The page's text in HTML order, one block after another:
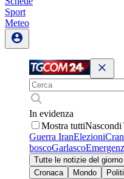
Sport
Meteo
In evidenza
Mostra tuttiNascondi
Guerra IranElezioni
boscoGarlasco
Tutte le notizie del giorno
Cronaca
Mondo